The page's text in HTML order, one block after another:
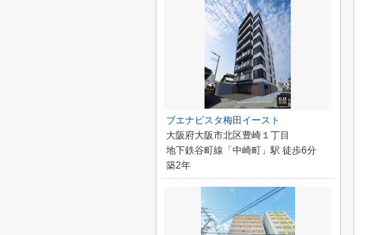
ブエナビスタ梅田イースト
大阪府大阪市北区豊崎１丁目
地下鉄谷町線「中崎町」駅 徒歩6分
築2年